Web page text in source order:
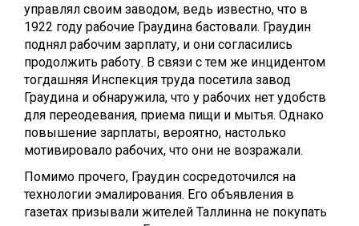
управлял своим заводом, ведь известно, что в
1922 году рабочие Граудина бастовали. Граудин
поднял рабочим зарплату, и они согласились
продолжить работу. В связи с тем же инцидентом
тогдашняя Инспекция труда посетила завод
Граудина и обнаружила, что у рабочих нет удобств
для переодевания, приема пищи и мытья. Однако
повышение зарплаты, вероятно, настолько
мотивировало рабочих, что они не возражали.
Помимо прочего, Граудин сосредоточился на
технологии эмалирования. Его объявления в
газетах призывали жителей Таллинна не покупать